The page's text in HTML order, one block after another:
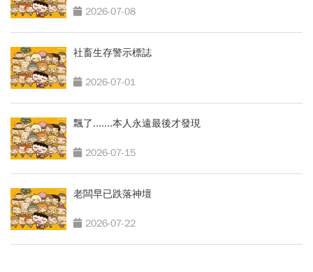
2026-07-08
社畜生存警示標誌
2026-07-01
飄了.......本人永遠最後才發現
2026-07-15
老闆早已跌落神壇
2026-07-22